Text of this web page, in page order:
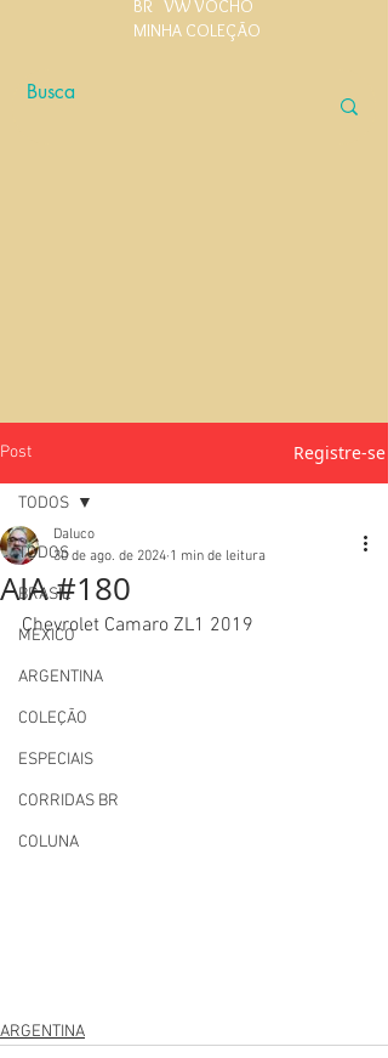
BR VW VOCHO
MINHA COLEÇÃO
Post Registre-se
TODOS
BRASIL
MEXICO
ARGENTINA
COLEÇÃO
ESPECIAIS
CORRIDAS BR
COLUNA
TODOS
AIA #180
Daluco
30 de ago. de 2024 1 min de leitura
Chevrolet Camaro ZL1 2019
ARGENTINA